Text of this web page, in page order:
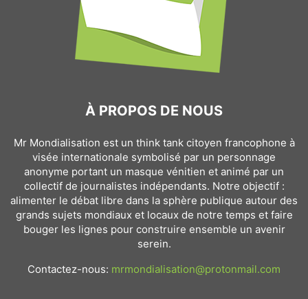
À PROPOS DE NOUS
Mr Mondialisation est un think tank citoyen francophone à
visée internationale symbolisé par un personnage
anonyme portant un masque vénitien et animé par un
collectif de journalistes indépendants. Notre objectif :
alimenter le débat libre dans la sphère publique autour des
grands sujets mondiaux et locaux de notre temps et faire
bouger les lignes pour construire ensemble un avenir
serein.
Contactez-nous: mrmondialisation@protonmail.com